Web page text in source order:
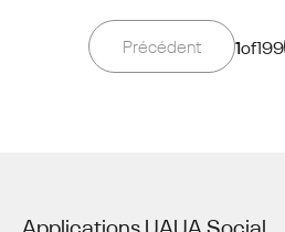
Précédent 1of199
Applications UAUA Social